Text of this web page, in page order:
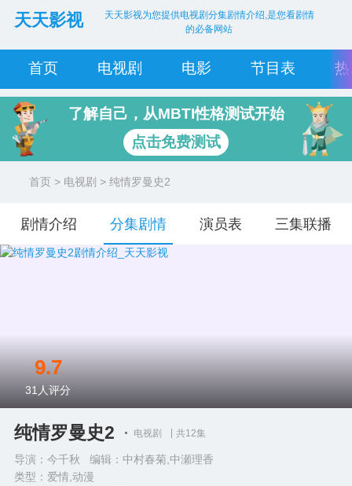
天天影视
天天影视为您提供电视剧分集剧情介绍,是您看剧情
的必备网站
首页 电视剧 电影 节目表
了解自己，从MBTI性格测试开始
点击免费测试
首页 > 电视剧 > 纯情罗曼史2
剧情介绍 分集剧情 演员表 三集联播
纯情罗曼史2 电视剧 共12集
导演：今千秋 编辑：中村春菊,中瀬理香
类型： 爱情,动漫
9.7
31 人评分